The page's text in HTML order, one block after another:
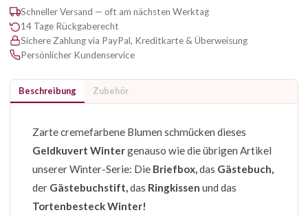
Schneller Versand — oft am nächsten Werktag
14 Tage Rückgaberecht
Sichere Zahlung via PayPal, Kreditkarte & Überweisung
Persönlicher Kundenservice
Beschreibung Zubehör
Zarte cremefarbene Blumen schmücken dieses
Geldkuvert Wintergenauso wie die übrigen Artikel
unserer Winter-Serie: Die Briefbox, das Gästebuch,
der Gästebuchstift, das Ringkissen und das
Tortenbesteck Winter!